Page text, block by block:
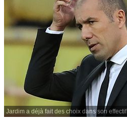
Jardim a déjà fait des choix dans son effectif